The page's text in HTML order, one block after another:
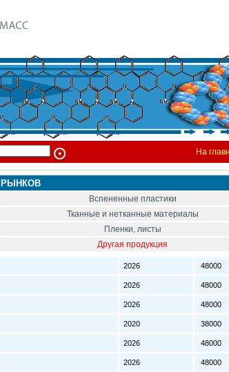
На
Вспененные пластики
Тканные и нетканные материалы
Пленки, листы
Другая продукция
2026 48000
2026 48000
2026 48000
2020 38000
2026 48000
2026 48000